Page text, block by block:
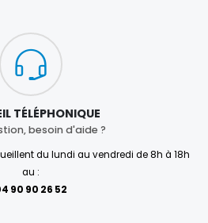
TÉLÉPHONIQUE
besoin d'aide ?
du lundi au vendredi de 8h à 18h
au :
90 90 26 52